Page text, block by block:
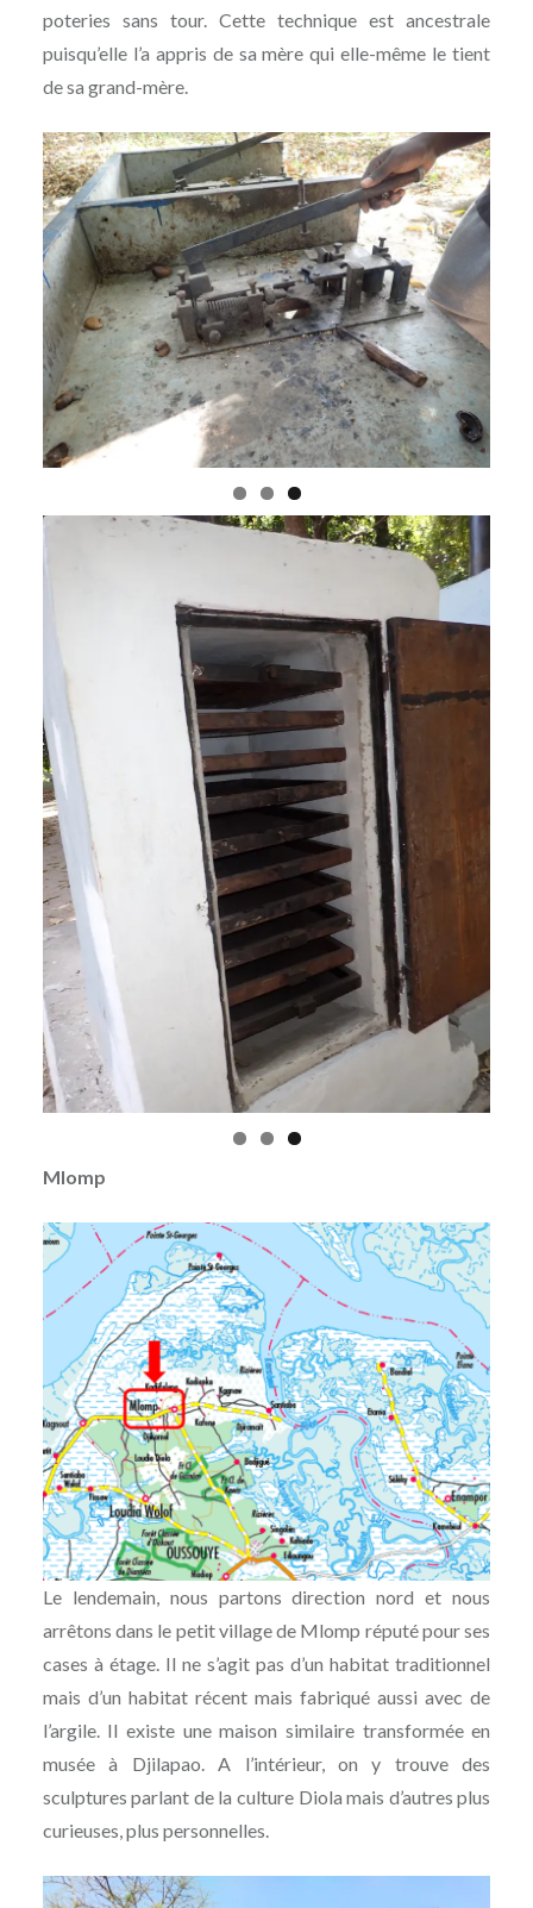
poteries sans tour. Cette technique est ancestrale
puisqu’elle l’a appris de sa mère qui elle-même le tient
de sa grand-mère.
Mlomp
Le lendemain, nous partons direction nord et nous
arrêtons dans le petit village de Mlomp réputé pour ses
cases à étage. Il ne s’agit pas d’un habitat traditionnel
mais d’un habitat récent mais fabriqué aussi avec de
l’argile. Il existe une maison similaire transformée en
musée à Djilapao. A l’intérieur, on y trouve des
sculptures parlant de la culture Diola mais d’autres plus
curieuses, plus personnelles.